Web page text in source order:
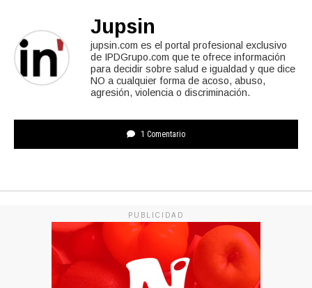
Jupsin
jupsin.com es el portal profesional exclusivo
de IPDGrupo.com que te ofrece información
para decidir sobre salud e igualdad y que dice
NO a cualquier forma de acoso, abuso,
agresión, violencia o discriminación.
1 Comentario
PUBLICIDAD